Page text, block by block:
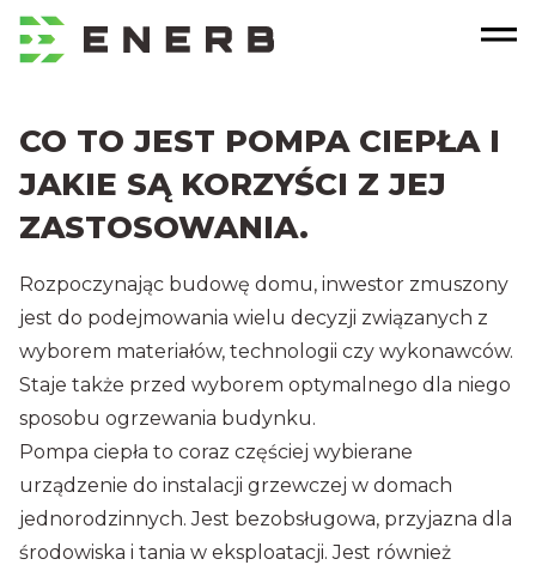
CO TO JEST POMPA CIEPŁA I
JAKIE SĄ KORZYŚCI Z JEJ
ZASTOSOWANIA.
Rozpoczynając budowę domu, inwestor zmuszony
jest do podejmowania wielu decyzji związanych z
wyborem materiałów, technologii czy wykonawców.
Staje także przed wyborem optymalnego dla niego
sposobu ogrzewania budynku.
Pompa ciepła to coraz częściej wybierane
urządzenie do instalacji grzewczej w domach
jednorodzinnych. Jest bezobsługowa, przyjazna dla
środowiska i tania w eksploatacji. Jest również